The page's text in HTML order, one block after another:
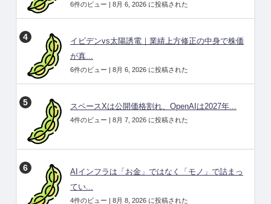
6件のビュー | 8月 6, 2026 に投稿された
イビデンvs太陽誘電｜業績上方修正の中身で株価
が真...
6件のビュー | 8月 6, 2026 に投稿された
スペースXは公開価格割れ、OpenAIは2027年...
4件のビュー | 8月 7, 2026 に投稿された
AIインフラは「お金」ではなく「モノ」で詰まっ
てい...
4件のビュー | 8月 8, 2026 に投稿された